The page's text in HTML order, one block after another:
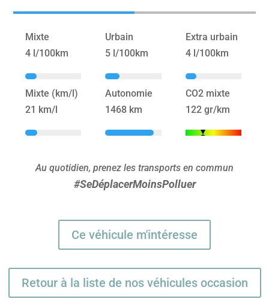
Mixte
4 l/100km
Urbain
5 l/100km
Extra urbain
4 l/100km
Mixte (km/l)
21 km/l
Autonomie
1468 km
CO2 mixte
122 gr/km
Au quotidien, prenez les transports en commun
#SeDéplacerMoinsPolluer
Ce véhicule m'intéresse
Retour à la liste de nos véhicules occasion